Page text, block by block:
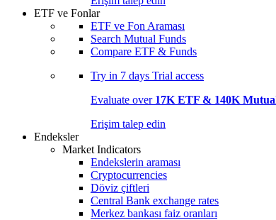
ETF ve Fonlar
ETF ve Fon Araması
Search Mutual Funds
Compare ETF & Funds
Try in 7 days Trial access
Evaluate over 17K ETF & 140K
Erişim talep edin
Endeksler
Market Indicators
Endekslerin araması
Cryptocurrencies
Döviz çiftleri
Central Bank exchange rates
Merkez bankası faiz oranları